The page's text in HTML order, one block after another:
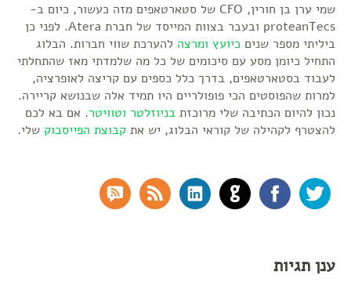
שמי ערן בן חורין, CFO של סטארטאפים מזה כעשור, כיום ב-
proteanTecs ובעבר בצוות המייסד של חברת Atera. לפני כן
ביליתי מספר שנים כיועץ ומרצה להערכת שווי חברות. הבלוג
התחיל כיומן מסע עם סיכומים של כל מה שלמדתי מאז שהתחלתי
לעבוד בסטארטאפים, בדרך כלל כספים עם קריצה לאופרציה,
למרות שהפוסטים הכי פופולריים היו תמיד אלה שבנושא קריירה.
נכון להיום הכתיבה שלי מרוכזת בניוזלטר וטוויטר. אם בא לכם
להצטרף לקהילה של קוראי הבלוג, יש את קבוצת הפייסבוק שלי.
Twitter
Facebook
GitHub
LinkedIn
RSS Feed
ענן תגיות